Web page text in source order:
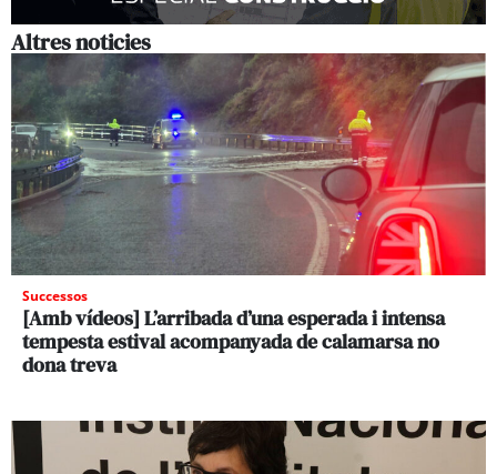
Altres noticies
Successos
[Amb vídeos] L’arribada d’una esperada i intensa
tempesta estival acompanyada de calamarsa no
dona treva